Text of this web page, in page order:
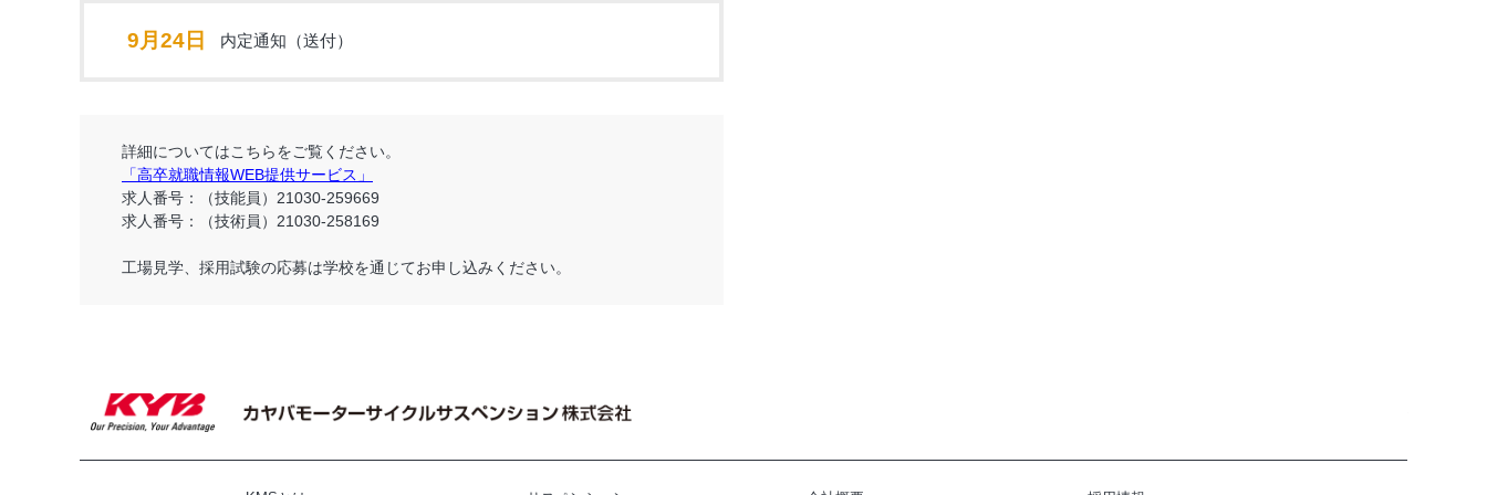
9月24日 内定通知（送付）
詳細についてはこちらをご覧ください。
「高卒就職情報WEB提供サービス」
求人番号：（技能員）21030-259669
求人番号：（技術員）21030-258169
工場見学、採用試験の応募は学校を通じてお申し込みください。